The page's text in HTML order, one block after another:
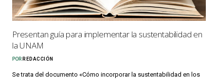
Presentan guía para implementar la sustentabilidad en
la UNAM
POR REDACCIÓN
Se trata del documento «Cómo incorporar la sustentabilidad en los